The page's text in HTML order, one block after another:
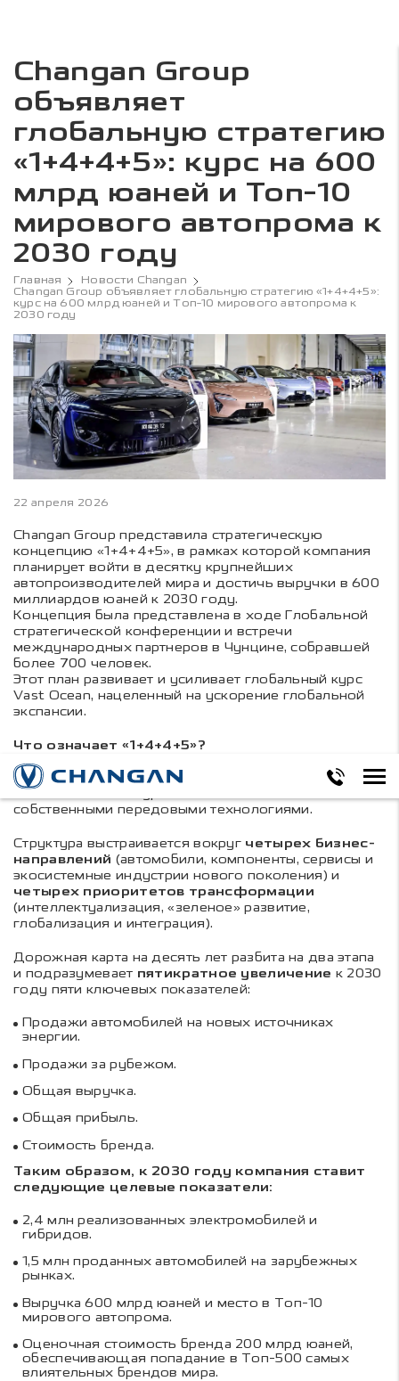
Changan Group
объявляет
глобальную стратегию
«1+4+4+5»: курс на 600
млрд юаней и Топ-10
мирового автопрома к
2030 году
Главная
Новости Changan
Changan Group объявляет глобальную стратегию «1+4+4+5»:
курс на 600 млрд юаней и Топ-10 мирового автопрома к
2030 году
22 апреля 2026
Changan Group представила стратегическую
концепцию «1+4+4+5», в рамках которой компания
планирует войти в десятку крупнейших
автопроизводителей мира и достичь выручки в 600
миллиардов юаней к 2030 году.
Концепция была представлена в ходе Глобальной
стратегической конференции и встречи
международных партнеров в Чунцине, собравшей
более 700 человек.
Этот план развивает и усиливает глобальный курс
Vast Ocean, нацеленный на ускорение глобальной
экспансии.
Что означает «1+4+4+5»?
В основе стратегии лежит
построить автомобильную группу мирового уровня
с глобальной конкурентоспособностью и
собственными передовыми технологиями.
Структура выстраивается вокруг четырех бизнес-
направлений (автомобили, компоненты, сервисы и
экосистемные индустрии нового поколения) и
четырех приоритетов трансформации
(интеллектуализация, «зеленое» развитие,
глобализация и интеграция).
Дорожная карта на десять лет разбита на два этапа
и подразумевает пятикратное увеличение к 2030
году пяти ключевых показателей:
Продажи автомобилей на новых источниках
энергии.
Продажи за рубежом.
Общая выручка.
Общая прибыль.
Стоимость бренда.
Таким образом, к 2030 году компания ставит
следующие целевые показатели:
2,4 млн реализованных электромобилей и
гибридов.
1,5 млн проданных автомобилей на зарубежных
рынках.
Выручка 600 млрд юаней и место в Топ-10
мирового автопрома.
Оценочная стоимость бренда 200 млрд юаней,
обеспечивающая попадание в Топ-500 самых
влиятельных брендов мира.